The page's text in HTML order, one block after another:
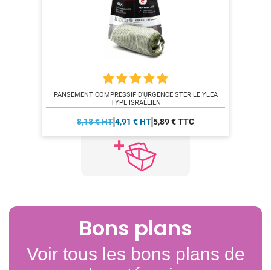
PANSEMENT COMPRESSIF D'URGENCE STÉRILE YLEA
TYPE ISRAÉLIEN
8,18 € HT4,91 € HT5,89 € TTC
Bons plans
Voir tous les bons plans de